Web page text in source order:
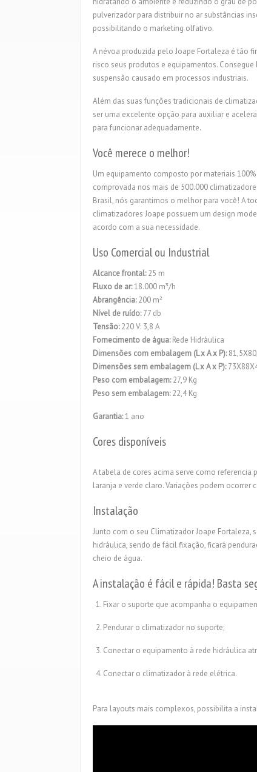
pulverizador para distribuir no ar substâncias
possibilitando o marketing olfativo.
A névoa produzida pelo Joape Fortaleza é tão
risco seus produtos e equipamentos.
suspensão causado em processos industriais.
Além das suas funções tradicionais de
ser uma excelente opção para auxiliar e
para funcionar adequadamente.
Você merece o melhor!
Um equipamento composto por materiais
comprovada nos mais de 500.000
Brasil, nós garantimos o melhor para você! A
climatizadores Joape possuem um design
acordo com a sua necessidade.
Uso Comercial ou Industrial
Alcance frontal:25 m
Fluxo de ar:18.000 m³/h
Abrangência:200 m²
Nível de ruído:77 db
Tensão:220 V: 3,8 A
Fornecimento de água:Rede Hidráulica
Dimensões com embalagem (L x A x P):
Dimensões sem embalagem (L x A x P):
Peso com embalagem:27,9 Kg
Peso sem embalagem:22,4 Kg
Garantia:1 ano
Cores disponíveis
A tabela de cores acima serve como referencia
laranja e verde claro. Variações podem
Instalação
Junto com o seu Climatizador Joape Fortaleza,
hidráulica, sendo de fácil fixação, ficará
cheio de água.
A instalação é fácil e rápida! Basta
Fixar o suporte que acompanha o
Pendurar o climatizador no suporte;
Conectar o equipamento à rede hidráulica
Conectar o climatizador à rede elétrica.
Para layouts mais complexos, possibilita a